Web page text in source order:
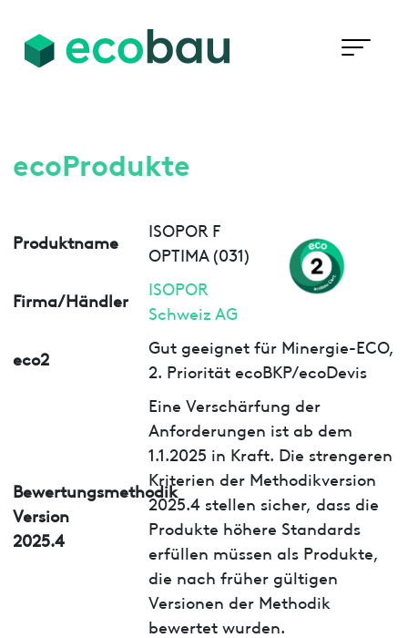
ecoProdukte
Produktname
ISOPOR F
OPTIMA (031)
Firma/Händler
ISOPOR
Schweiz AG
eco2
Gut geeignet für Minergie-ECO,
2. Priorität ecoBKP/ecoDevis
Bewertungsmethodik
Version
2025.4
Eine Verschärfung der
Anforderungen ist ab dem
1.1.2025 in Kraft. Die strengeren
Kriterien der Methodikversion
2025.4 stellen sicher, dass die
Produkte höhere Standards
erfüllen müssen als Produkte,
die nach früher gültigen
Versionen der Methodik
bewertet wurden.